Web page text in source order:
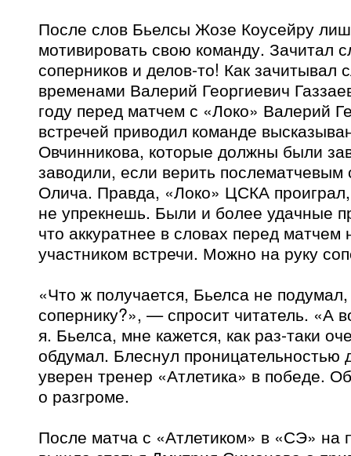
После слов Бьелсы Жозе Коусейру
мотивировать свою команду. Зачитал
соперников и делов-то! Как зачитывал
временами Валерий Георгиевич
году перед матчем с «Локо» Валерий
встречей приводил команде
Овчинникова, которые должны были
заводили, если верить
Олича. Правда, «Локо» ЦСКА
не упрекнешь. Были и более удачные
что аккуратнее в словах перед матчем
участником встречи. Можно на руку
«Что ж получается, Бьелса не
сопернику?», — спросит читатель. «А
я. Бьелса, мне кажется, как раз-таки
обдумал. Блеснул проницательностью
уверен тренер «Атлетика» в победе.
о разгроме.
После матча с «Атлетиком» в «СЭ» на